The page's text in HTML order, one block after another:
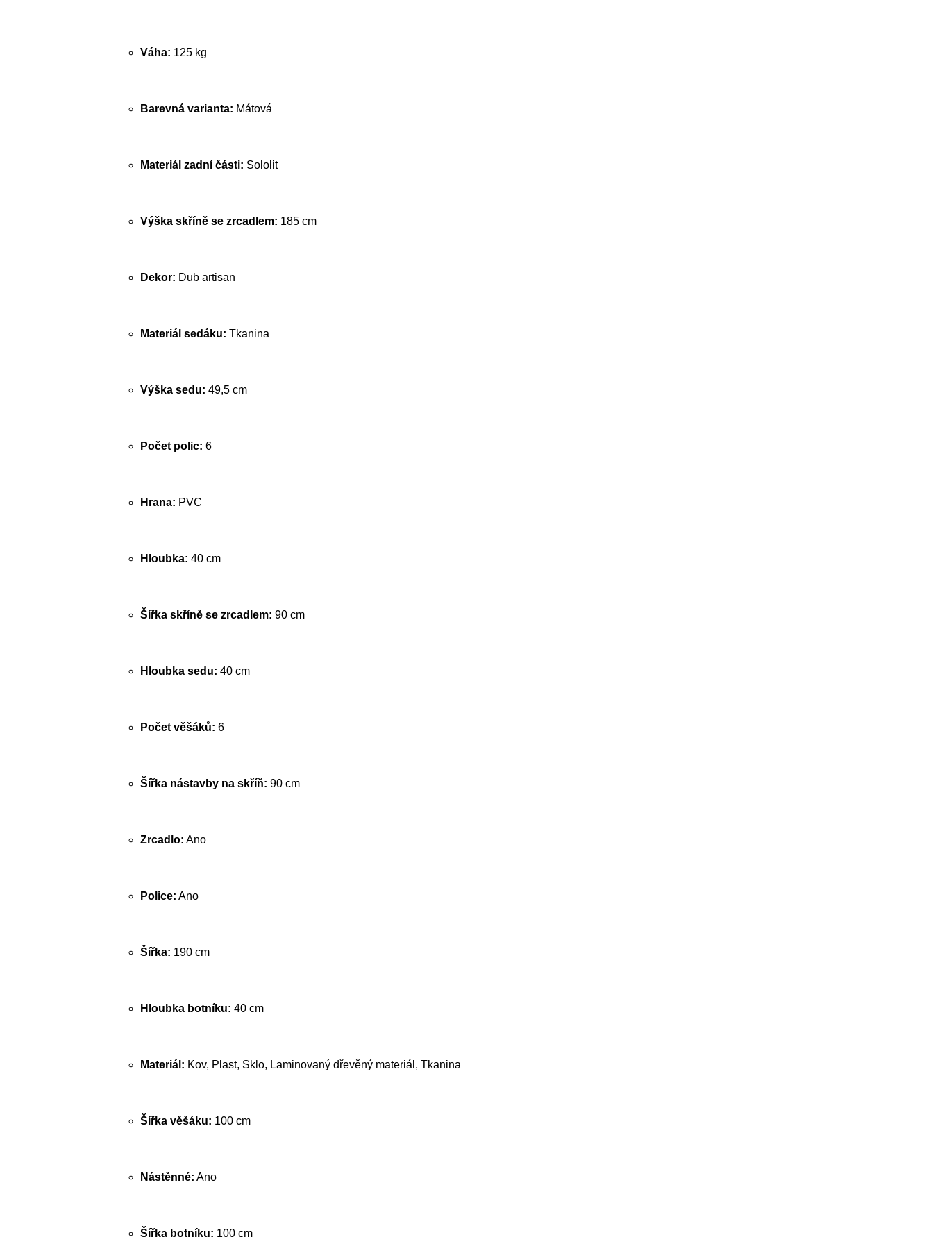
Váha: 125 kg
Barevná varianta: Mátová
Materiál zadní části: Sololit
Výška skříně se zrcadlem: 185 cm
Dekor: Dub artisan
Materiál sedáku: Tkanina
Výška sedu: 49,5 cm
Počet polic: 6
Hrana: PVC
Hloubka: 40 cm
Šířka skříně se zrcadlem: 90 cm
Hloubka sedu: 40 cm
Počet věšáků: 6
Šířka nástavby na skříň: 90 cm
Zrcadlo: Ano
Police: Ano
Šířka: 190 cm
Hloubka botníku: 40 cm
Materiál: Kov, Plast, Sklo, Laminovaný dřevěný materiál, Tkanina
Šířka věšáku: 100 cm
Nástěnné: Ano
Šířka botníku: 100 cm